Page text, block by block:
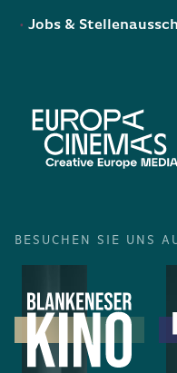
Jobs &
BESUCHEN SIE UNS